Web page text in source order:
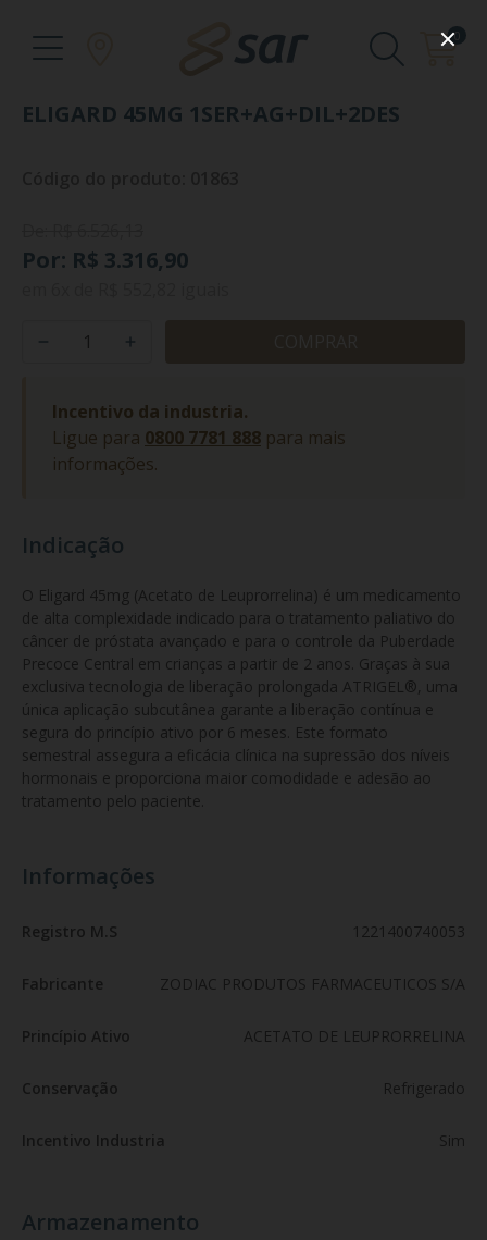
0
ELIGARD 45MG 1SER+AG+DIL+2DES
Por: R$ 3.316,90
Incentivo da industria.
Ligue para 0800 7781 888 para mais
informações.
Indicação
O Eligard 45mg (Acetato de Leuprorrelina) é um medicamento
de alta complexidade indicado para o tratamento paliativo do
câncer de próstata avançado e para o controle da Puberdade
Precoce Central em crianças a partir de 2 anos. Graças à sua
exclusiva tecnologia de liberação prolongada ATRIGEL®, uma
única aplicação subcutânea garante a liberação contínua e
segura do princípio ativo por 6 meses. Este formato
semestral assegura a eficácia clínica na supressão dos níveis
hormonais e proporciona maior comodidade e adesão ao
tratamento pelo paciente.
Informações
Registro M.S 1221400740053
Fabricante ZODIAC PRODUTOS FARMACEUTICOS S/A
Princípio Ativo ACETATO DE LEUPRORRELINA
Conservação Refrigerado
Incentivo Industria Sim
Armazenamento